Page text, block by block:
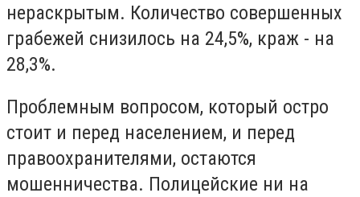
нераскрытым. Количество совершенных
грабежей снизилось на 24,5%, краж - на
28,3%.
Проблемным вопросом, который остро
стоит и перед населением, и перед
правоохранителями, остаются
мошенничества. Полицейские ни на